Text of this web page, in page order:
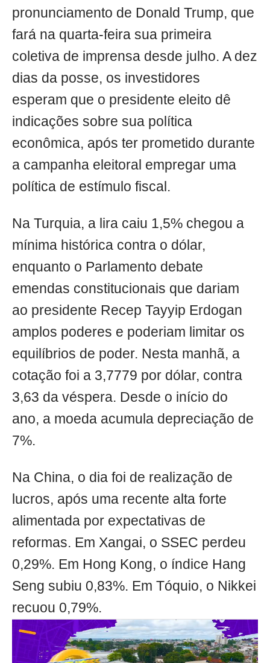
pronunciamento de Donald Trump, que
fará na quarta-feira sua primeira
coletiva de imprensa desde julho. A dez
dias da posse, os investidores
esperam que o presidente eleito dê
indicações sobre sua política
econômica, após ter prometido durante
a campanha eleitoral empregar uma
política de estímulo fiscal.
Na Turquia, a lira caiu 1,5% chegou a
mínima histórica contra o dólar,
enquanto o Parlamento debate
emendas constitucionais que dariam
ao presidente Recep Tayyip Erdogan
amplos poderes e poderiam limitar os
equilíbrios de poder. Nesta manhã, a
cotação foi a 3,7779 por dólar, contra
3,63 da véspera. Desde o início do
ano, a moeda acumula depreciação de
7%.
Na China, o dia foi de realização de
lucros, após uma recente alta forte
alimentada por expectativas de
reformas. Em Xangai, o SSEC perdeu
0,29%. Em Hong Kong, o índice Hang
Seng subiu 0,83%. Em Tóquio, o Nikkei
recuou 0,79%.